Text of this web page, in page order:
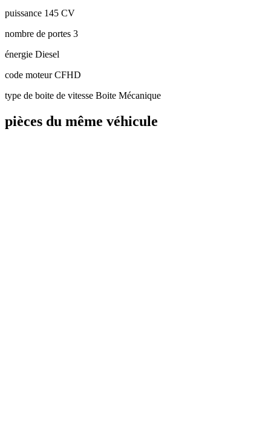
puissance 145 CV
nombre de portes 3
énergie Diesel
code moteurCFHD
type de boite de vitesse Boite Mécanique
pièces du même véhicule